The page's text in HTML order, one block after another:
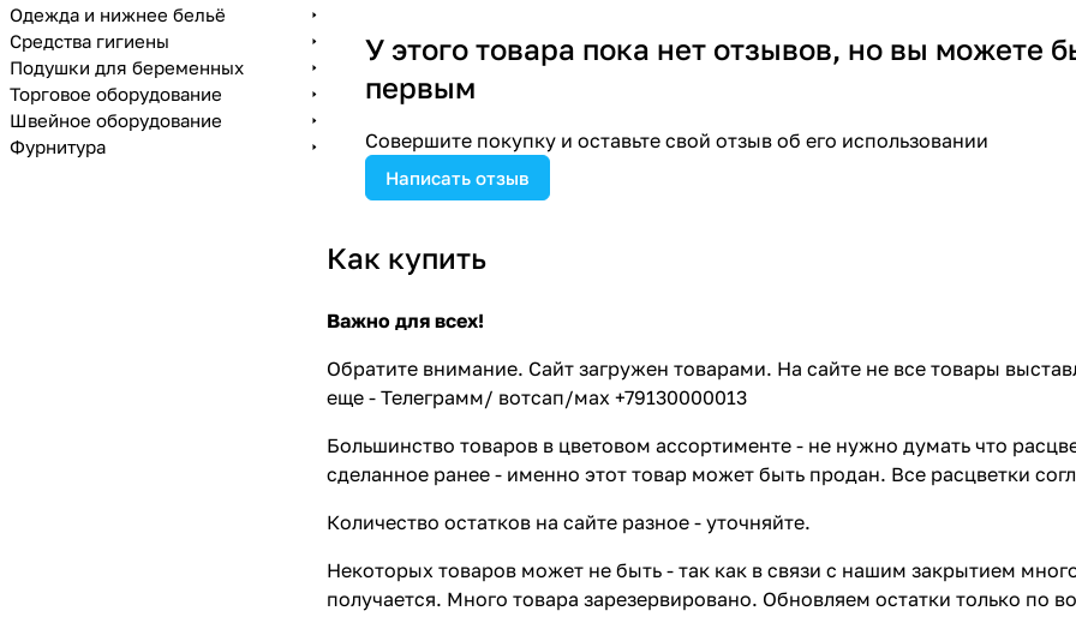
У этого товара пока нет отзывов, но вы можете
первым
Совершите покупку и оставьте свой отзыв об его использовании
Написать отзыв
Как купить
Важно для всех!
Обратите внимание. Сайт загружен товарами. На сайте не все товары
еще - Телеграмм/ вотсап/мах +79130000013
Большинство товаров в цветовом ассортименте - не нужно думать что
сделанное ранее - именно этот товар может быть продан. Все расцветки
Количество остатков на сайте разное - уточняйте.
Некоторых товаров может не быть - так как в связи с нашим закрытием
получается. Много товара зарезервировано. Обновляем остатки только по
Одежда и нижнее бельё
Средства гигиены
Подушки для беременных
Торговое оборудование
Швейное оборудование
Фурнитура